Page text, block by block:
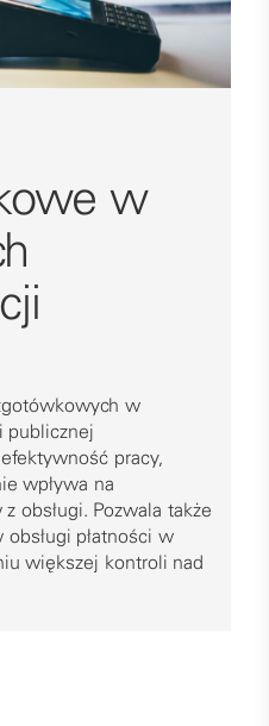
w
w
publicznej
pracy,
wpływa na
obsługi. Pozwala także
płatności w
większej kontroli nad